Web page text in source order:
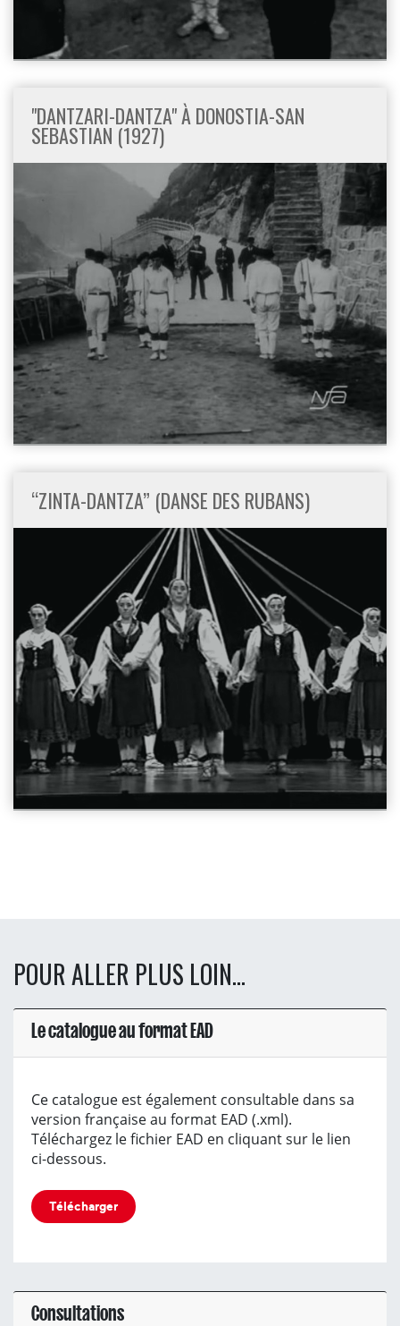
"DANTZARI-DANTZA" À DONOSTIA-SAN
SEBASTIAN (1927)
“ZINTA-DANTZA” (DANSE DES RUBANS)
POUR ALLER PLUS LOIN...
Le catalogue au format EAD
Ce catalogue est également consultable dans sa
version française au format EAD (.xml).
Téléchargez le fichier EAD en cliquant sur le lien
ci-dessous.
Télécharger
Consultations